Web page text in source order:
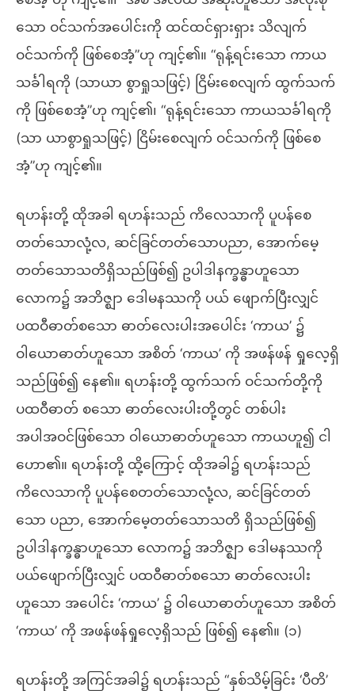
သော ဝင်သက်အပေါင်းကို ထင်ထင်ရှားရှား သိလျက်
ဝင်သက်ကို ဖြစ်စေအံ့”ဟု ကျင့်၏။ “ရုန့်ရင်းသော ကာယ
သင်္ခါရကို (သာယာ စွာရှုသဖြင့်) ငြိမ်းစေလျက် ထွက်သက်
ကို ဖြစ်စေအံ့”ဟု ကျင့်၏၊ “ရုန့်ရင်းသော ကာယသင်္ခါရကို
(သာ ယာစွာရှုသဖြင့်) ငြိမ်းစေလျက် ဝင်သက်ကို ဖြစ်စေ
အံ့”ဟု ကျင့်၏။
ရဟန်းတို့ ထိုအခါ ရဟန်းသည် ကိလေသာကို ပူပန်စေ
တတ်သောလုံ့လ, ဆင်ခြင်တတ်သောပညာ, အောက်မေ့
တတ်သောသတိရှိသည်ဖြစ်၍ ဥပါဒါနက္ခန္ဓာဟူသော
လောက၌ အဘိဇ္ဈာ ဒေါမနဿကို ပယ် ဖျောက်ပြီးလျှင်
ပထဝီဓာတ်စသော ဓာတ်လေးပါးအပေါင်း ‘ကာယ’ ၌
ဝါယောဓာတ်ဟူသော အစိတ် ‘ကာယ’ ကို အဖန်ဖန် ရှုလေ့ရှိ
သည်ဖြစ်၍ နေ၏။ ရဟန်းတို့ ထွက်သက် ဝင်သက်တို့ကို
ပထဝီဓာတ် စသော ဓာတ်လေးပါးတို့တွင် တစ်ပါး
အပါအဝင်ဖြစ်သော ဝါယောဓာတ်ဟူသော ကာယဟူ၍ ငါ
ဟော၏။ ရဟန်းတို့ ထို့ကြောင့် ထိုအခါ၌ ရဟန်းသည်
ကိလေသာကို ပူပန်စေတတ်သောလုံ့လ, ဆင်ခြင်တတ်
သော ပညာ, အောက်မေ့တတ်သောသတိ ရှိသည်ဖြစ်၍
ဥပါဒါနက္ခန္ဓာဟူသော လောက၌ အဘိဇ္ဈာ ဒေါမနဿကို
ပယ်ဖျောက်ပြီးလျှင် ပထဝီဓာတ်စသော ဓာတ်လေးပါး
ဟူသော အပေါင်း ‘ကာယ’ ၌ ဝါယောဓာတ်ဟူသော အစိတ်
‘ကာယ’ ကို အဖန်ဖန်ရှုလေ့ရှိသည် ဖြစ်၍ နေ၏။ (၁)
ရဟန်းတို့ အကြင်အခါ၌ ရဟန်းသည် “နှစ်သိမ့်ခြင်း ‘ပီတိ’